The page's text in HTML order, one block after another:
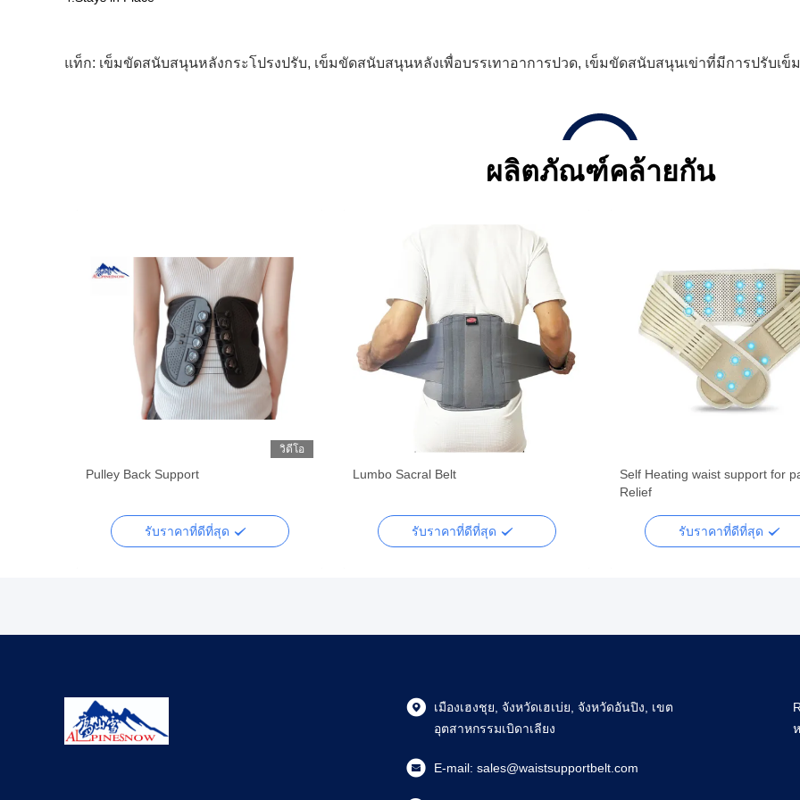
แท็ก: เข็มขัดสนับสนุนหลังกระโปรงปรับ, เข็มขัดสนับสนุนหลังเพื่อบรรเทาอาการปวด, เข็มขัดสนับสนุนเข่าที่มีการปรับเข็
ผลิตภัณฑ์คล้ายกัน
วิดีโอ
Pulley Back Support
รับราคาที่ดีที่สุด
Lumbo Sacral Belt
รับราคาที่ดีที่สุด
Self Heating waist support for
Relief
รับราคาที่ดีที่สุด
เมืองเฮงชุย, จังหวัดเฮเบ่ย, จังหวัดอันปิง, เขต
อุตสาหกรรมเบิดาเลียง
E-mail: sales@waistsupportbelt.com